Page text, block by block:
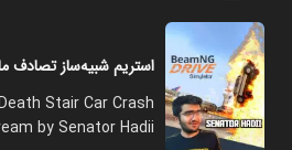
استریم شبیه‌ساز تصادف
Stair Car Crash
by Senator Hadii